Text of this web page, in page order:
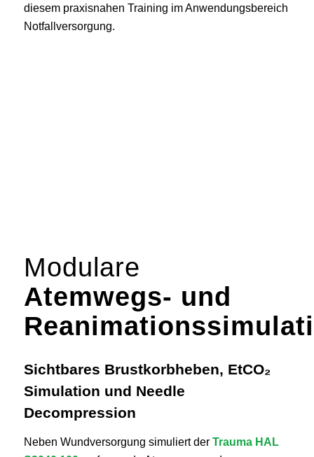
diesem praxisnahen Training im Anwendungsbereich
Notfallversorgung.
Modulare
Atemwegs- und
Sichtbares Brustkorbheben, EtCO₂
Simulation und Needle
Decompression
Neben Wundversorgung simuliert derTrauma HAL